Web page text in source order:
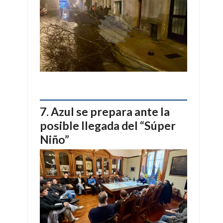
Azul se prepara ante la
posible llegada del “Súper
Niño”